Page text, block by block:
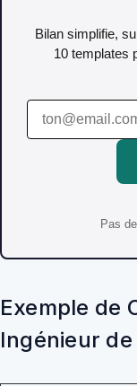
Bilan simplifie,
10 templates
Pas
Exemple de
Ingénieur